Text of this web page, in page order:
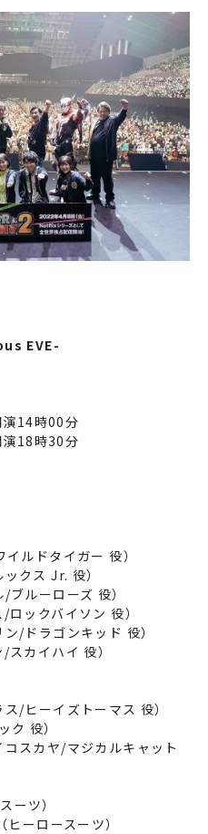
EVE-
演14時00分
演18時30分
ルドタイガー 役）
クス Jr. 役）
ルーローズ 役）
ックバイソン 役）
/ドラゴンキッド 役）
カイハイ 役）
/ヒーイズトーマス 役）
ク 役）
スカヤ/マジカルキャット
ーツ）
ーロースーツ）